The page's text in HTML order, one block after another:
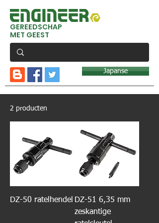
GEREEDSCHAP
MET GEEST
Japanse
2 producten
DZ-50 ratelhendel DZ-51 6,35 mm
zeskantige